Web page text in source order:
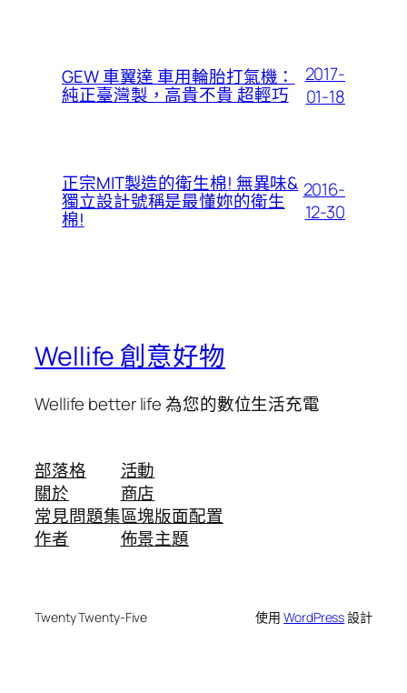
GEW 車翼達 車用輪胎打氣機：
純正臺灣製，高貴不貴 超輕巧
2017-
01-18
正宗MIT製造的衛生棉! 無異味&
獨立設計號稱是最懂妳的衛生
棉!
2016-
12-30
Wellife 創意好物
Wellife better life 為您的數位生活充電
部落格
關於
常見問題集
作者
活動
商店
區塊版面配置
佈景主題
Twenty Twenty-Five 使用WordPress設計